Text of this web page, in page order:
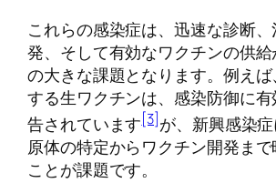
これらの感染症は、迅速な診断
発、そして有効なワクチンの供
の大きな課題となります。例え
する生ワクチンは、感染防御に
告されています[3]が、新興感染
原体の特定からワクチン開発ま
ことが課題です。